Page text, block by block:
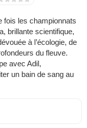
fois les championnats
brillante scientifique,
à l’écologie, de
du fleuve.
avec Adil,
un bain de sang au